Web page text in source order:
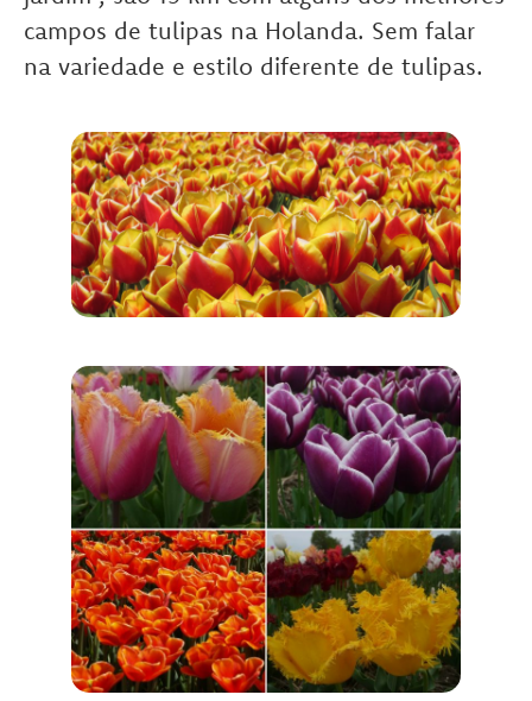
campos de tulipas na Holanda. Sem falar
na variedade e estilo diferente de tulipas.